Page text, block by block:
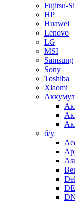
Fujitsu-
HP
Huawei
Lenovo
LG
MSI
Samsung
Sony
Toshiba
Xiaomi
б/у